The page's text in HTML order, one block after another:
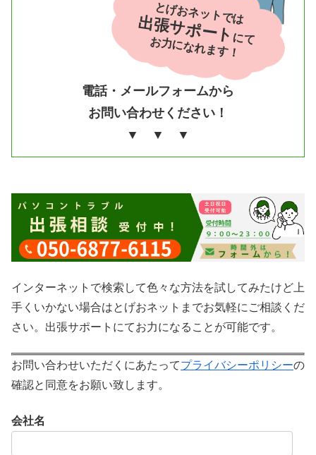
電話・メールフォームから
お問い合わせください！
▼ ▼ ▼
とげおネットでは
出張サポートにて
お力になれます！
インターネットで検索して色々な方法を試してみたけど上
手くいかない場合はとげおネットまでお気軽にご相談くだ
さい。出張サポートにてお力になることが可能です。
お問い合わせいただくにあたってプライバシーポリシーの
確認と同意をお願い致します。
会社名